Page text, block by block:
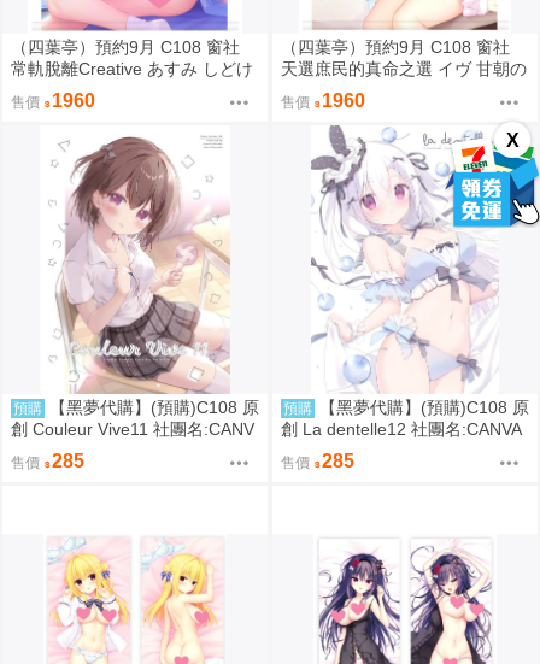
X
（四葉亭）預約9月 C108 窗社
常軌脫離Creative あすみ しどけ
ない浴衣ver B1&B2掛軸 0814
售價 1960
（四葉亭）預約9月 C108 窗社
天選庶民的真命之選 イヴ 甘朝の
彼シャツver B1&B2掛軸 0814
售價 1960
預購
【黑夢代購】(預購)C108 原
創 Couleur Vive11 社團名:CANV
AS+GARDEN 繪師:宮坂みゆ
售價 285
預購
【黑夢代購】(預購)C108 原
創 La dentelle12 社團名:CANVA
S+GARDEN 繪師:宮坂みゆ
售價 285